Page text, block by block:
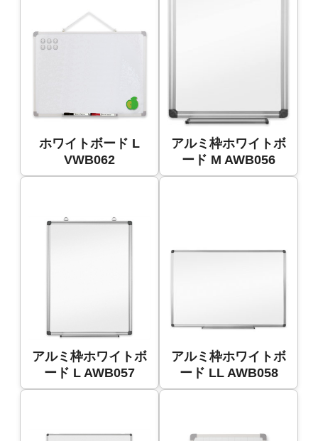
ホワイトボード L
VWB062
アルミ枠ホワイトボ
ード M AWB056
アルミ枠ホワイトボ
ード L AWB057
アルミ枠ホワイトボ
ード LL AWB058